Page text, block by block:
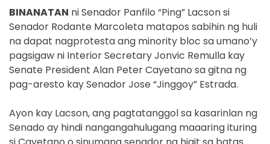
BINANATAN ni Senador Panfilo “Ping” Lacson si
Senador Rodante Marcoleta matapos sabihin ng huli
na dapat nagprotesta ang minority bloc sa umano’y
pagsigaw ni Interior Secretary Jonvic Remulla kay
Senate President Alan Peter Cayetano sa gitna ng
pag-aresto kay Senador Jose “Jinggoy” Estrada.
Ayon kay Lacson, ang pagtatanggol sa kasarinlan ng
Senado ay hindi nangangahulugang maaaring ituring